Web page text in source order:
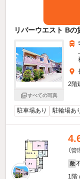
リバーウエスト Bの
すべての写真
2階
駐車場あり 駐輪場あ
（
敷
1階